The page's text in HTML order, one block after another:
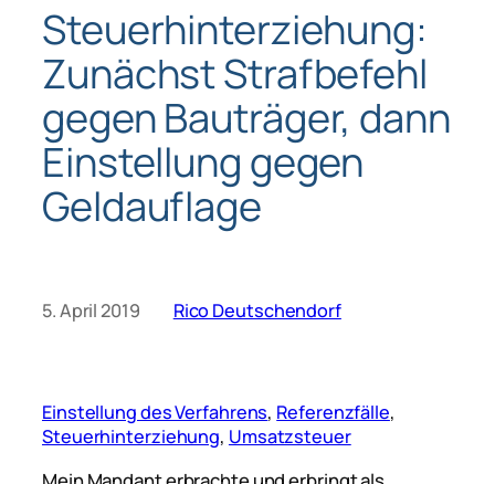
Steuerhinterziehung:
Zunächst Strafbefehl
gegen Bauträger, dann
Einstellung gegen
Geldauflage
5. April 2019 Rico Deutschendorf
Einstellung des Verfahrens, Referenzfälle
Steuerhinterziehung, Umsatzsteuer